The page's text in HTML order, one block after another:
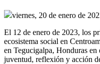
viernes, 20 de enero de
El 12 de enero de 2023, los
ecosistema social en
en Tegucigalpa, Honduras
juventud, reflexión y acción